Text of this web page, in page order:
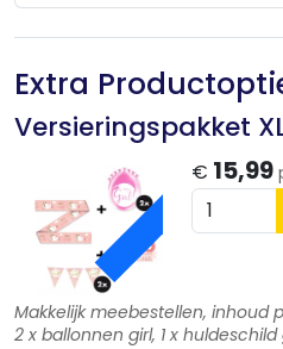
Extra
Versieringspakket
ACTIE
€ 15,99
Makkelijk meebestellen, inhoud
2 x ballonnen girl, 1 x